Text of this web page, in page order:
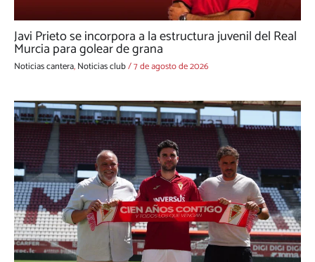
Javi Prieto se incorpora a la estructura juvenil del Real
Murcia para golear de grana
Noticias cantera,Noticias club/7 de agosto de 2026